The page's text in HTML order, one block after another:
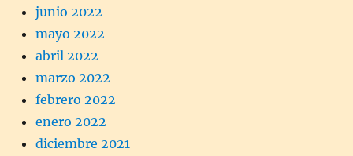
junio 2022
mayo 2022
abril 2022
marzo 2022
febrero 2022
enero 2022
diciembre 2021